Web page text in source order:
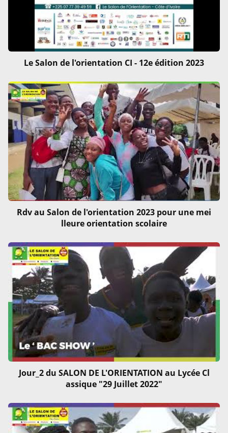
Le Salon de l'orientation CI - 12e édition 2023
Rdv au Salon de l'orientation 2023 pour une mei
lleure orientation scolaire
Jour_2 du SALON DE L'ORIENTATION au Lycée Cl
assique "29 Juillet 2022"